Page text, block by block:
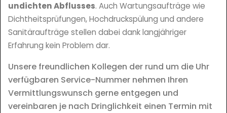
undichten Abflusses. Auch Wartungsaufträge wie
Dichtheitsprüfungen, Hochdruckspülung und andere
Sanitäraufträge stellen dabei dank langjähriger
Erfahrung kein Problem dar.
Unsere freundlichen Kollegen der rund um die Uhr
verfügbaren Service-Nummer nehmen Ihren
Vermittlungswunsch gerne entgegen und
vereinbaren je nach Dringlichkeit einen Termin mit